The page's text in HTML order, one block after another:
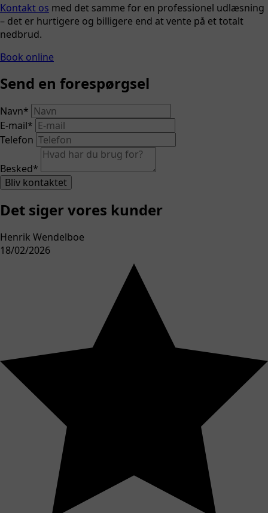
Kontakt os med det samme for en professionel udlæsning
– det er hurtigere og billigere end at vente på et totalt
nedbrud.
Book online
Send en forespørgsel
Navn*
E-mail*
Telefon
Besked*
Bliv kontaktet
Det siger vores kunder
Henrik Wendelboe
18/02/2026